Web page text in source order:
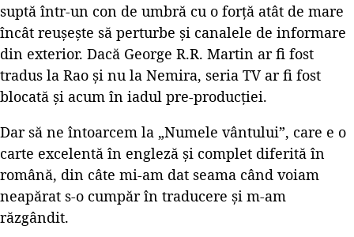
suptă într-un con de umbră cu o forță atât de mare
încât reușește să perturbe și canalele de informare
din exterior. Dacă George R.R. Martin ar fi fost
tradus la Rao și nu la Nemira, seria TV ar fi fost
blocată și acum în iadul pre-producției.
Dar să ne întoarcem la „Numele vântului”, care e o
carte excelentă în engleză și complet diferită în
română, din câte mi-am dat seama când voiam
neapărat s-o cumpăr în traducere și m-am
răzgândit.